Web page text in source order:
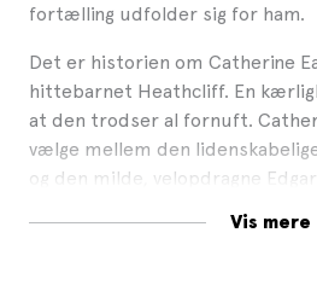
fortælling udfolder sig for ham.
Det er historien om Catherine
hittebarnet Heathcliff. En
at den trodser al fornuft.
vælge mellem den
og den milde, velopdragne
Vis mere